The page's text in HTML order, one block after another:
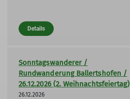
Details
Sonntagswanderer /
Rundwanderung Ballertshofen /
26.12.2026 (2. Weihnachtsfeiertag)
26.12.2026